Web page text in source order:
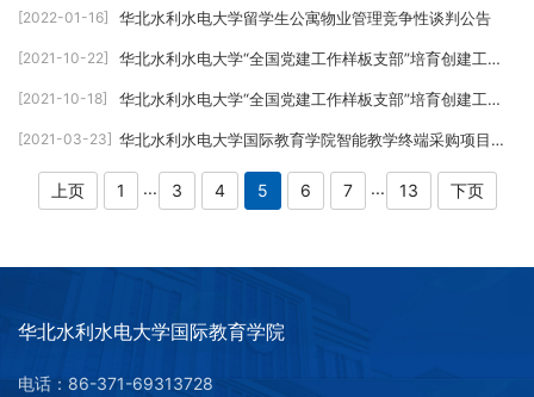
[2022-01-16] 华北水利水电大学留学生公寓物业管理竞争性谈判公告
[2021-10-22]
华北水利水电大学“全国党建工作样板支部”培育创建工作
[2021-10-18]
华北水利水电大学“全国党建工作样板支部”培育创建工作
[2021-03-23] 华北水利水电大学国际教育学院智能教学终端采购项目中
上页 1 ... 3 4 5 6 7 ... 13 下页
华北水利水电大学国际教育学院
电话：86-371-69313728